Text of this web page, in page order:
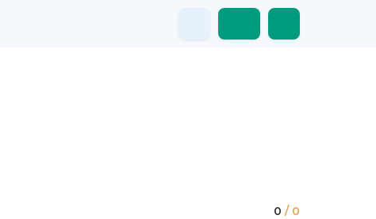
0 / 0